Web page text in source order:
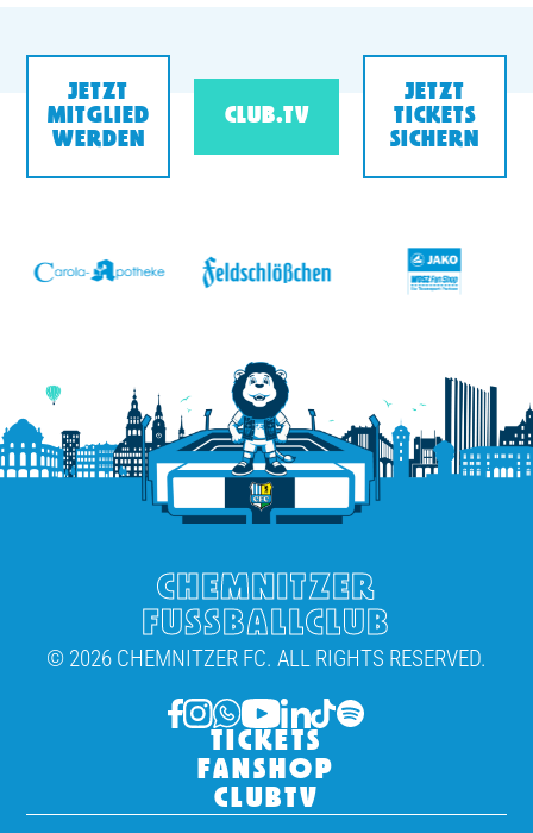
JETZT
MITGLIED
WERDEN
CLUB.TV
JETZT
TICKETS
SICHERN
CHEMNITZER
FUSSBALLCLUB
© 2026 CHEMNITZER FC. ALL RIGHTS RESERVED.
TICKETS
FANSHOP
CLUBTV